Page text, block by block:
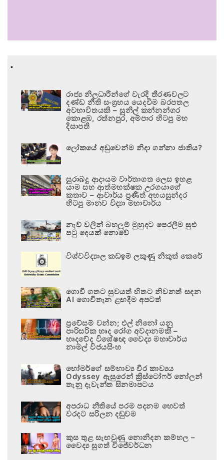
.
රාජ්‍ය නිලධාරීන්ගේ වැරදි තීරණවලට
දණ්ඩ නීති සංග්‍රහය යෙදවීම බරපතල
අවභාවිතයකි – සුනිල් කන්නන්ගර
කොළඹ, රත්නපුර, අම්පාර හිටපු මහ
දිසාපති
ලෝකයේ අඩුවෙන්ම නිදා ගන්නා ජාතිය?
සුරාබදු ආදායම වාර්තාගත ලෙස ඉහළ
යාම සහ ආත්මභක්ෂක උරගයාගේ
කතාව – ආචාර්ය ප්‍රණීත් අභයසුන්දර
හිටපු මානව විද්‍යා මහාචාර්ය
නැව් වලින් බහලුම් මුහුදට පෙරලීම සුළු
පටු දෙයක් නොවේ
විශ්වවිද්‍යාල කඩඉම් ලකුණු නිකුත් කෙරේ
ගොවි ගතට සුවයත් හිතට නිවනත් සදන
AI ගොවිතැන ළඟදීම අපටත්
ප්‍රවේසම් වන්න; එල් නිනෝ යනු
පාරිසරික හෘද රෝග අවදානමකි –
හෘදවේද විශේෂඥ වෛද්‍ය මහාචාර්ය
නාමල් විජයසිංහ
හෝමර්ගේ සම්භාව්‍ය වීර කාව්‍යය
Odyssey ඇසුරෙන් ක්‍රිස්ටෝෆර් නෝලන්
තැනූ දැවැන්ත සිනමාපටය
අපරාධ නීතියේ පරම පදනම හෙවත්
වරදට සරිලන දඬුවම
කුස තුළ සැඟවුණු නොනිදන කම්හල –
වෛද්‍ය සුගත් විජේවර්ධන